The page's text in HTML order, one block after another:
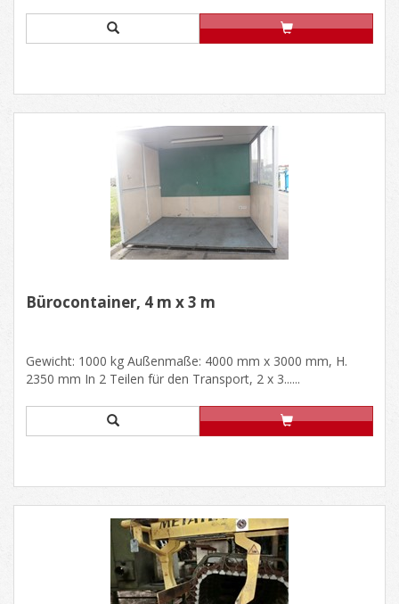
Bürocontainer, 4 m x 3 m
Gewicht: 1000 kg Außenmaße: 4000 mm x 3000 mm, H.
2350 mm In 2 Teilen für den Transport, 2 x 3......